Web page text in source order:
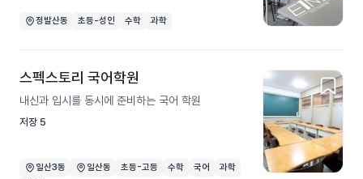
정발산동 초등-성인 수학 과학
스펙스토리 국어학원
내신과 입시를 동시에 준비하는 국어 학원
저장 5
일산3동 일산동 초등-고등 수학 국어
과학